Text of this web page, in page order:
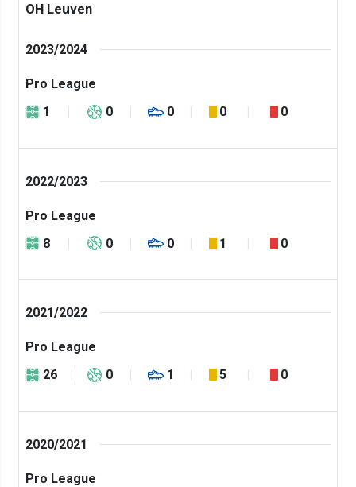
OH Leuven
2023/2024
Pro League
1
0 0 0 0
2022/2023
Pro League
8
0 0 1 0
2021/2022
Pro League
26
0 1 5 0
2020/2021
Pro League